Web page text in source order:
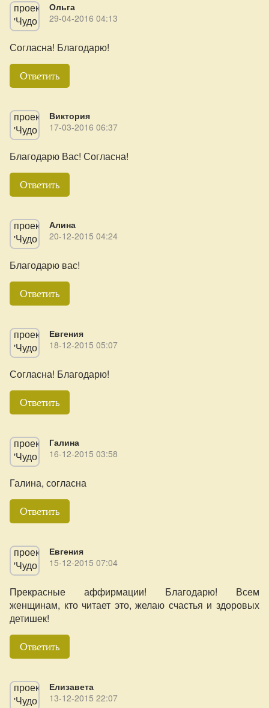
Ольга
29-04-2016 04:13
Согласна! Благодарю!
Ответить
Виктория
17-03-2016 06:37
Благодарю Вас! Согласна!
Ответить
Алина
20-12-2015 04:24
Благодарю вас!
Ответить
Евгения
18-12-2015 05:07
Согласна! Благодарю!
Ответить
Галина
16-12-2015 03:58
Галина, согласна
Ответить
Евгения
15-12-2015 07:04
Прекрасные аффирмации! Благодарю! Всем
женщинам, кто читает это, желаю счастья и здоровых
детишек!
Ответить
Елизавета
13-12-2015 22:07